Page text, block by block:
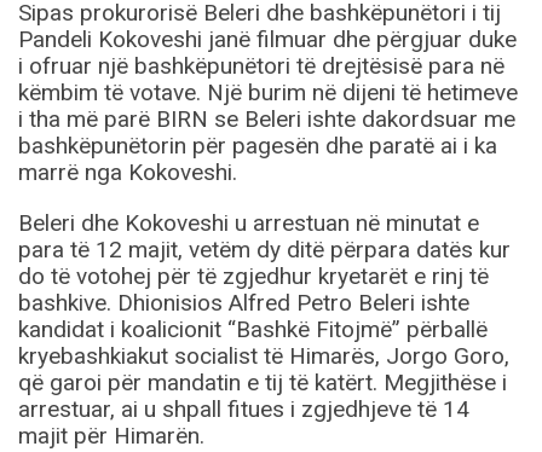
Sipas prokurorisë Beleri dhe bashkëpunëtori i tij
Pandeli Kokoveshi janë filmuar dhe përgjuar duke
i ofruar një bashkëpunëtori të drejtësisë para në
këmbim të votave. Një burim në dijeni të hetimeve
i tha më parë BIRN se Beleri ishte dakordsuar me
bashkëpunëtorin për pagesën dhe paratë ai i ka
marrë nga Kokoveshi.
Beleri dhe Kokoveshi u arrestuan në minutat e
para të 12 majit, vetëm dy ditë përpara datës kur
do të votohej për të zgjedhur kryetarët e rinj të
bashkive. Dhionisios Alfred Petro Beleri ishte
kandidat i koalicionit “Bashkë Fitojmë” përballë
kryebashkiakut socialist të Himarës, Jorgo Goro,
që garoi për mandatin e tij të katërt. Megjithëse i
arrestuar, ai u shpall fitues i zgjedhjeve të 14
majit për Himarën.